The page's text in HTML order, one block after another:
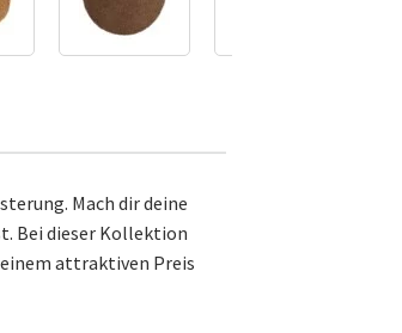
Mach dir deine
Bei dieser Kollektion
attraktiven Preis